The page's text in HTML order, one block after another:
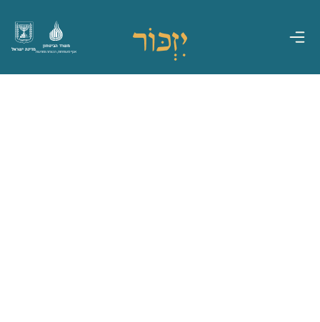
מדינת ישראל
משרד הביטחון
אגף משפחות, הנצחה ומורשת